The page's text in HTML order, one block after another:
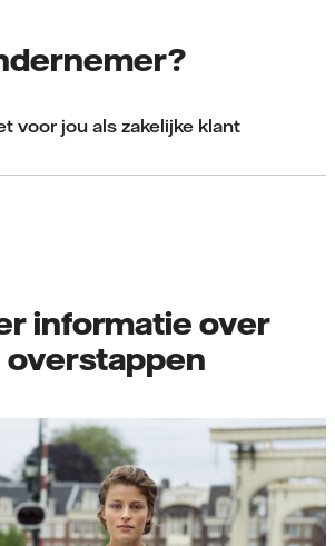
voor jou als zakelijke klant
informatie over
overstappen